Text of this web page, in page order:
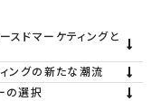
ドマーケティングと
ングの新たな潮流
の選択